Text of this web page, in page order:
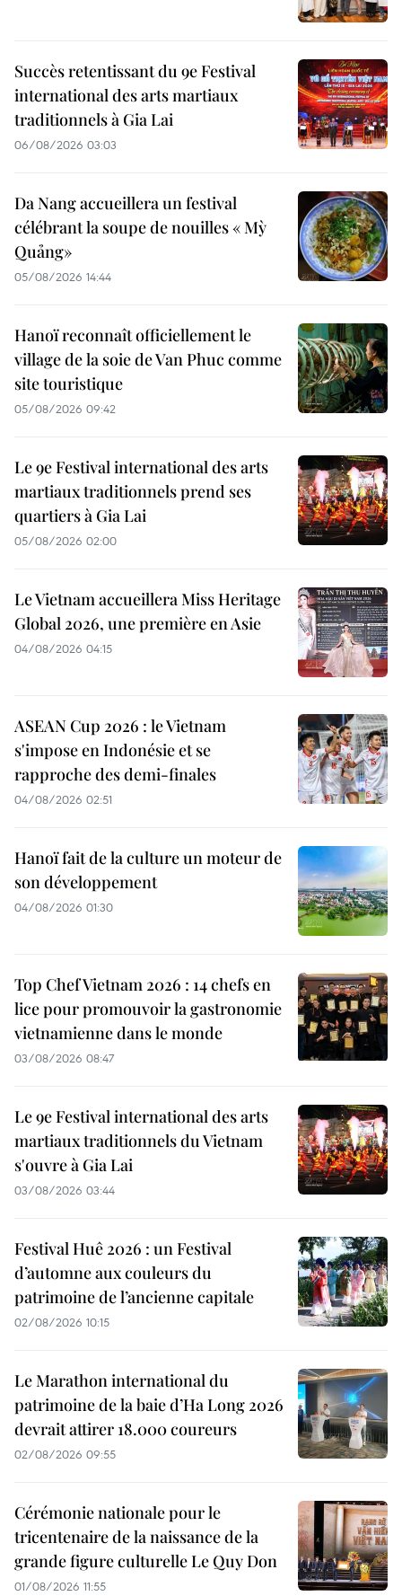
Succès retentissant du 9e Festival
international des arts martiaux
traditionnels à Gia Lai
06/08/2026 03:03
Da Nang accueillera un festival
célébrant la soupe de nouilles « Mỳ
Quảng»
05/08/2026 14:44
Hanoï reconnaît officiellement le
village de la soie de Van Phuc comme
site touristique
05/08/2026 09:42
Le 9e Festival international des arts
martiaux traditionnels prend ses
quartiers à Gia Lai
05/08/2026 02:00
Le Vietnam accueillera Miss Heritage
Global 2026, une première en Asie
04/08/2026 04:15
ASEAN Cup 2026 : le Vietnam
s'impose en Indonésie et se
rapproche des demi-finales
04/08/2026 02:51
Hanoï fait de la culture un moteur de
son développement
04/08/2026 01:30
Top Chef Vietnam 2026 : 14 chefs en
lice pour promouvoir la gastronomie
vietnamienne dans le monde
03/08/2026 08:47
Le 9e Festival international des arts
martiaux traditionnels du Vietnam
s'ouvre à Gia Lai
03/08/2026 03:44
Festival Huê 2026 : un Festival
d’automne aux couleurs du
patrimoine de l’ancienne capitale
02/08/2026 10:15
Le Marathon international du
patrimoine de la baie d’Ha Long 2026
devrait attirer 18.000 coureurs
02/08/2026 09:55
Cérémonie nationale pour le
tricentenaire de la naissance de la
grande figure culturelle Le Quy Don
01/08/2026 11:55